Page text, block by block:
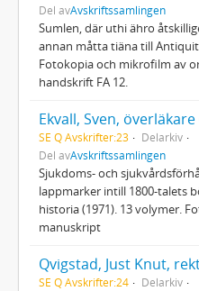
Del avAvskriftssamlingen
Sumlen, där uthi ähro
annan måtta tiäna till
Fotokopia och mikrofilm av
handskrift FA 12.
SE Q Avskrifter:23
Delarkiv
Del avAvskriftssamlingen
Sjukdoms- och
lappmarker intill 1800-talets
historia (1971). 13 volymer.
manuskript
SE Q Avskrifter:24
Delarkiv